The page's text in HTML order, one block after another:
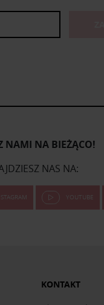
NAMI NA BIEŻĄCO!
NAS NA:
YOUTUBE
KONTAKT